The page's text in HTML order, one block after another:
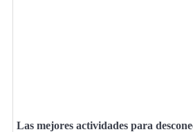
Las mejores actividades para